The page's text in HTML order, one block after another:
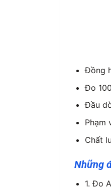
Đồng
Đo
Đầu
Phạm
Chất
Những
1. Đo